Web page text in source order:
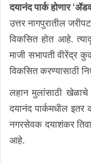
दयानंद पार्क होणार
उत्तर नागपुरातील
विकसित होत आहे.
माजी सभापती वीरेंद्र
विकसित करण्यासाठी
लहान मुलांसाठी
दयानंद पार्कमधील इतर
नगरसेवक दयाशंकर
आहे.